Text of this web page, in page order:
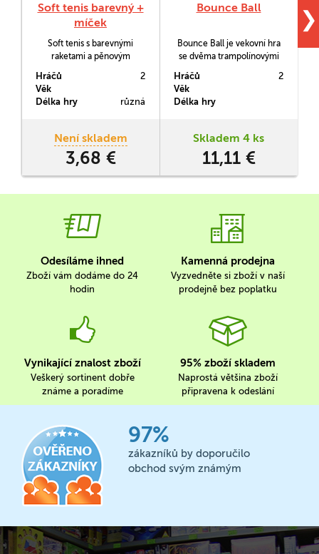
Soft tenis barevný +
míček
Soft tenis s barevnými
raketami a pěnovým
53 cm. Vše je baleno v
Hráčů
2
Věk
Délka hry
různá
Není skladem
3,68 €
Bounce Ball
Bounce Ball je vekovní hra
se dvěma trampolínovými
Hráčů
2
Věk
Délka hry
Skladem 4 ks
11,11 €
❯
Odesíláme ihned
Zboží vám dodáme do 24
hodin
Kamenná prodejna
Vyzvedněte si zboží v naší
prodejně bez poplatku
Vynikající znalost zboží
Veškerý sortinent dobře
známe a poradíme
95% zboží skladem
Naprostá většina zboží
připravena k odeslání
97%
zákazníků by doporučilo
obchod svým známým